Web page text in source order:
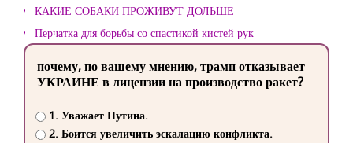
КАКИЕ СОБАКИ ПРОЖИВУТ ДОЛЬШЕ
Перчатка для борьбы со спастикой кистей рук
почему, по вашему мнению, трамп отказывает
УКРАИНЕ в лицензии на производство ракет?
1. Уважает Путина.
2. Боится увеличить эскалацию конфликта.